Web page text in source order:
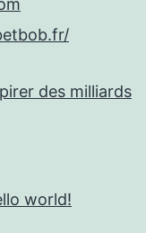
des milliards
world!